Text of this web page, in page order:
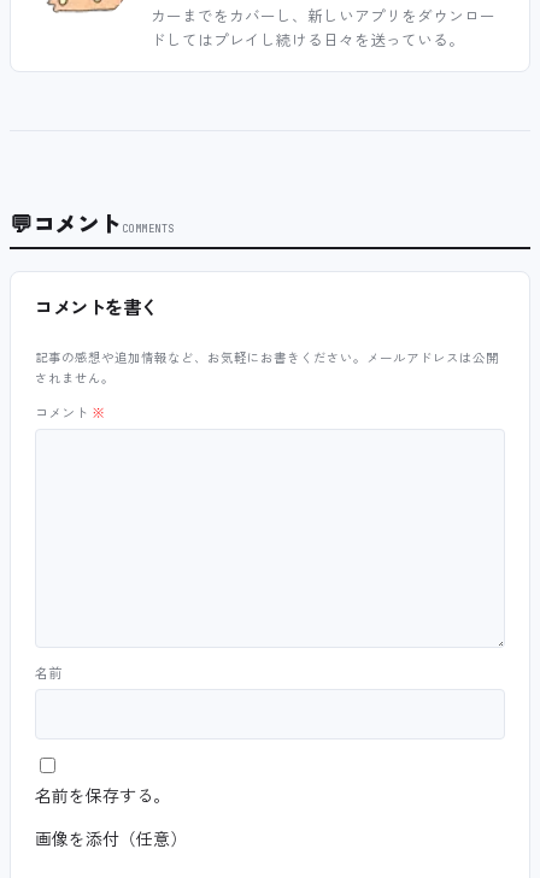
カーまでをカバーし、新しいアプリをダウンロー
ドしてはプレイし続ける日々を送っている。
💬コメント COMMENTS
コメントを書く
記事の感想や追加情報など、お気軽にお書きください。メールアドレスは公開
されません。
コメント ※
名前
名前を保存する。
画像を添付（任意）